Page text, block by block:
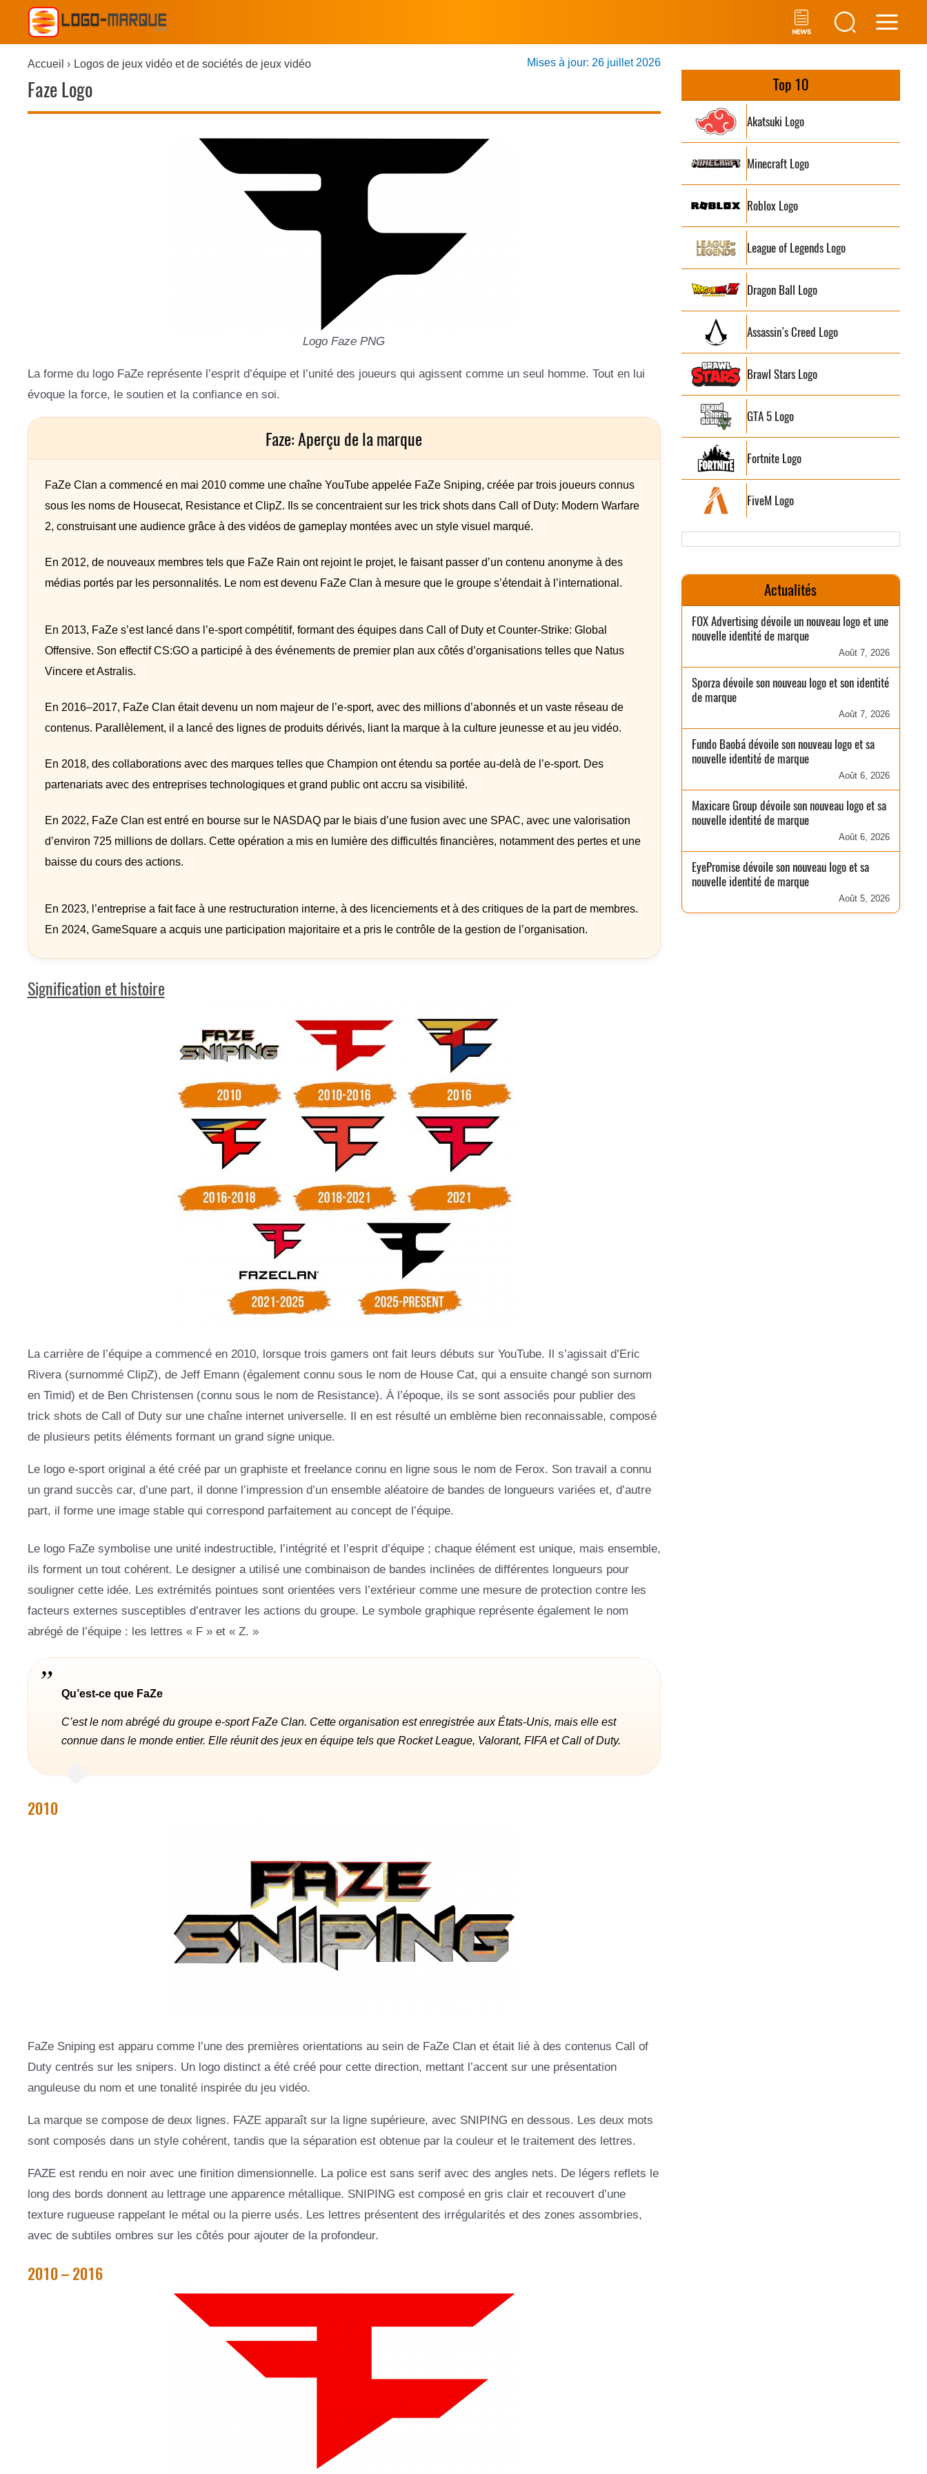
Accueil Logos de jeux vidéo et de sociétés de jeux vidéo
Faze Logo
Mises à jour: 26 juillet 2026
Logo Faze PNG
La forme du logo FaZe représente l’esprit d’équipe et l’unité des joueurs qui agissent comme un seul homme. Tout en lui
évoque la force, le soutien et la confiance en soi.
Faze: Aperçu de la marque
FaZe Clan a commencé en mai 2010 comme une chaîne YouTube appelée FaZe Sniping, créée par trois joueurs connus
sous les noms de Housecat, Resistance et ClipZ. Ils se concentraient sur les trick shots dans Call of Duty: Modern Warfare
2, construisant une audience grâce à des vidéos de gameplay montées avec un style visuel marqué.
En 2012, de nouveaux membres tels que FaZe Rain ont rejoint le projet, le faisant passer d’un contenu anonyme à des
médias portés par les personnalités. Le nom est devenu FaZe Clan à mesure que le groupe s’étendait à l’international.
En 2013, FaZe s’est lancé dans l’e-sport compétitif, formant des équipes dans Call of Duty et Counter-Strike: Global
Offensive. Son effectif CS:GO a participé à des événements de premier plan aux côtés d’organisations telles que Natus
Vincere et Astralis.
En 2016–2017, FaZe Clan était devenu un nom majeur de l’e-sport, avec des millions d’abonnés et un vaste réseau de
contenus. Parallèlement, il a lancé des lignes de produits dérivés, liant la marque à la culture jeunesse et au jeu vidéo.
En 2018, des collaborations avec des marques telles que Champion ont étendu sa portée au-delà de l’e-sport. Des
partenariats avec des entreprises technologiques et grand public ont accru sa visibilité.
En 2022, FaZe Clan est entré en bourse sur le NASDAQ par le biais d’une fusion avec une SPAC, avec une valorisation
d’environ 725 millions de dollars. Cette opération a mis en lumière des difficultés financières, notamment des pertes et une
baisse du cours des actions.
En 2023, l’entreprise a fait face à une restructuration interne, à des licenciements et à des critiques de la part de membres.
En 2024, GameSquare a acquis une participation majoritaire et a pris le contrôle de la gestion de l’organisation.
Signification et histoire
La carrière de l’équipe a commencé en 2010, lorsque trois gamers ont fait leurs débuts sur YouTube. Il s’agissait d’Eric
Rivera (surnommé ClipZ), de Jeff Emann (également connu sous le nom de House Cat, qui a ensuite changé son surnom
en Timid) et de Ben Christensen (connu sous le nom de Resistance). À l’époque, ils se sont associés pour publier des
trick shots de Call of Duty sur une chaîne internet universelle. Il en est résulté un emblème bien reconnaissable, composé
de plusieurs petits éléments formant un grand signe unique.
Le logo e-sport original a été créé par un graphiste et freelance connu en ligne sous le nom de Ferox. Son travail a connu
un grand succès car, d’une part, il donne l’impression d’un ensemble aléatoire de bandes de longueurs variées et, d’autre
part, il forme une image stable qui correspond parfaitement au concept de l’équipe.
Le logo FaZe symbolise une unité indestructible, l’intégrité et l’esprit d’équipe ; chaque élément est unique, mais ensemble,
ils forment un tout cohérent. Le designer a utilisé une combinaison de bandes inclinées de différentes longueurs pour
souligner cette idée. Les extrémités pointues sont orientées vers l’extérieur comme une mesure de protection contre les
facteurs externes susceptibles d’entraver les actions du groupe. Le symbole graphique représente également le nom
abrégé de l’équipe : les lettres « F » et « Z. »
Qu’est-ce que FaZe
C’est le nom abrégé du groupe e-sport FaZe Clan. Cette organisation est enregistrée aux États-Unis, mais elle est
connue dans le monde entier. Elle réunitdes jeux en équipe tels que Rocket League, Valorant, FIFA et Call of Duty.
2010
FaZe Sniping est apparu comme l’une des premières orientations au sein de FaZe Clan et était lié à des contenus Call of
Duty centrés sur les snipers. Un logo distinct a été créé pour cette direction, mettant l’accent sur une présentation
anguleuse du nom et une tonalité inspirée du jeu vidéo.
La marque se compose de deux lignes. FAZE apparaît sur la ligne supérieure, avec SNIPING en dessous. Les deux mots
sont composés dans un style cohérent, tandis que la séparation est obtenue par la couleur et le traitement des lettres.
FAZE est rendu en noir avec une finition dimensionnelle. La police est sans serif avec des angles nets. De légers reflets le
long des bords donnent au lettrage une apparence métallique. SNIPING est composé en gris clair et recouvert d’une
texture rugueuse rappelant le métal ou la pierre usés. Les lettres présentent des irrégularités et des zones assombries,
avec de subtiles ombres sur les côtés pour ajouter de la profondeur.
2010 – 2016
Top 10
Akatsuki Logo
Minecraft Logo
Roblox Logo
League of Legends Logo
Dragon Ball Logo
Assassin’s Creed Logo
Brawl Stars Logo
GTA 5 Logo
Fortnite Logo
FiveM Logo
Actualités
FOX Advertising dévoile un nouveau logo et une
nouvelle identité de marque
Août 7, 2026
Sporza dévoile son nouveau logo et son identité
de marque
Août 7, 2026
Fundo Baobá dévoile son nouveau logo et sa
nouvelle identité de marque
Août 6, 2026
Maxicare Group dévoile son nouveau logo et sa
nouvelle identité de marque
Août 6, 2026
EyePromise dévoile son nouveau logo et sa
nouvelle identité de marque
Août 5, 2026